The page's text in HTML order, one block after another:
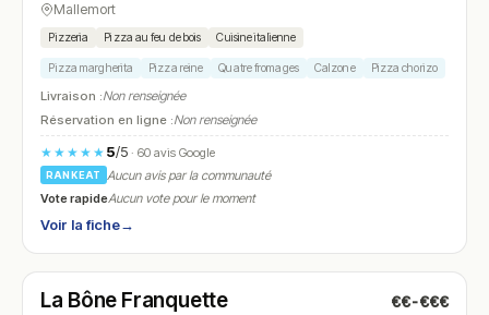
Mallemort
Pizzeria Pizza au feu de bois Cuisine italienne
Pizza margherita Pizza reine Quatre fromages Calzone Pizza chorizo
Livraison :Non renseignée
Réservation en ligne :Non renseignée
★★★★★ 5/5· 60 avis Google
RANKEAT
Aucun avis par la communauté
Vote rapideAucun vote pour le moment
Voir la fiche→
N° 19
La Bône Franquette €€-€€€